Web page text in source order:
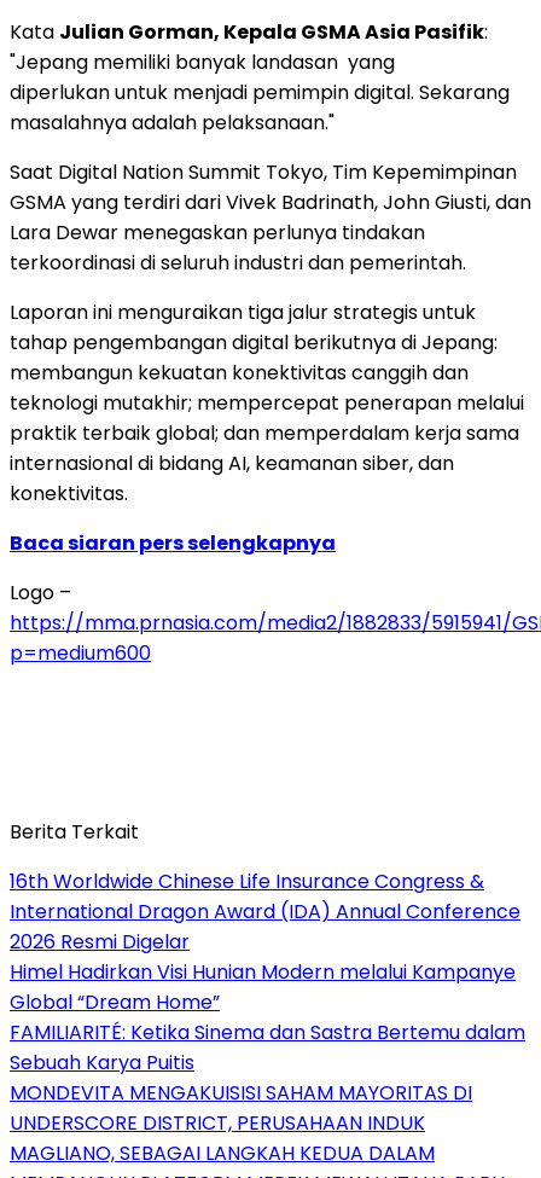
Kata Julian Gorman, Kepala GSMA Asia Pasifik:
"Jepang memiliki banyak landasan yang
diperlukan untuk menjadi pemimpin digital. Sekarang
masalahnya adalah pelaksanaan."
Saat Digital Nation Summit Tokyo, Tim Kepemimpinan
GSMA yang terdiri dari Vivek Badrinath, John Giusti, dan
Lara Dewar menegaskan perlunya tindakan
terkoordinasi di seluruh industri dan pemerintah.
Laporan ini menguraikan tiga jalur strategis untuk
tahap pengembangan digital berikutnya di Jepang:
membangun kekuatan konektivitas canggih dan
teknologi mutakhir; mempercepat penerapan melalui
praktik terbaik global; dan memperdalam kerja sama
internasional di bidang AI, keamanan siber, dan
konektivitas.
Baca siaran pers selengkapnya
Logo –
https://mma.prnasia.com/media2/1882833/5915941/
p=medium600
Berita Terkait
16th Worldwide Chinese Life Insurance Congress &
International Dragon Award (IDA) Annual Conference
2026 Resmi Digelar
Himel Hadirkan Visi Hunian Modern melalui Kampanye
Global “Dream Home”
FAMILIARITÉ: Ketika Sinema dan Sastra Bertemu dalam
Sebuah Karya Puitis
MONDEVITA MENGAKUISISI SAHAM MAYORITAS DI
UNDERSCORE DISTRICT, PERUSAHAAN INDUK
MAGLIANO, SEBAGAI LANGKAH KEDUA DALAM